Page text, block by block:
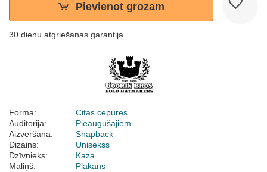
Pievienot grozam
30 dienu atgriešanas garantija
Forma:
Citas cepures
Auditorija:
Pieaugušajiem
Aizvēršana:
Snapback
Dizains:
Unisekss
Dzīvnieks:
Kaza
Maliņš:
Plakans